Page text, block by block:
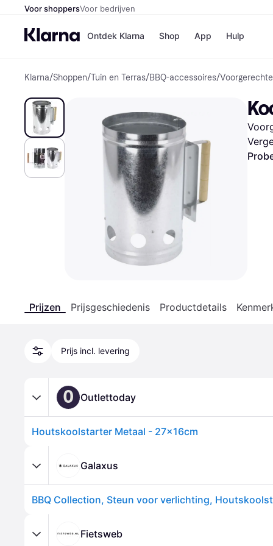
Voor shoppersVoor bedrijven
Ontdek Klarna Shop
Winkels
Kruidvat
App Hulp
Klarna/Shoppen/Tuin en Terras/BBQ-accessoires/
Prijzen Prijsgeschiedenis Productdetails
Prijs incl. levering
O Outlettoday
Houtskoolstarter Metaal - 27x16cm
Galaxus
Fietsweb